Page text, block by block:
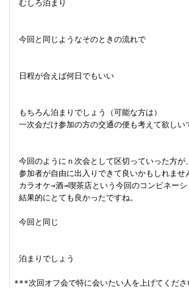
むしろ泊まり
今回と同じようなそのときの流れで
日程が合えば何日でもいい
もちろん泊まりでしょう（可能な方は）
一次会だけ参加の方の交通の便も考えて欲しい
今回のようにｎ次会として区切っていった方が、
参加者が自由に出入りできて良いかもしれませ
カラオケ→酒→喫茶店という今回のコンビネーシ
結果的にとても良かったですね。
今回と同じ
泊まりでしょう
***次回オフ会で特に会いたい人を上げてくだ